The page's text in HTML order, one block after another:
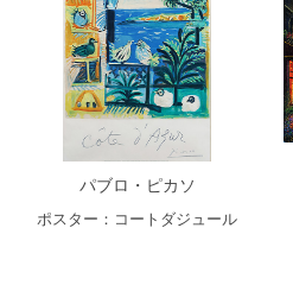
パブロ・ピカソ
ポスター：コートダジュール